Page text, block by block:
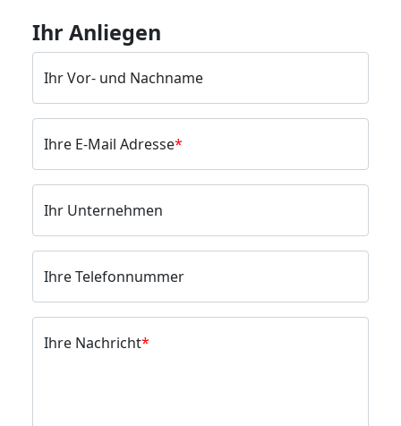
Ihr Anliegen
Ihr Vor- und Nachname
Ihre E-Mail Adresse
Ihr Unternehmen
Ihre Telefonnummer
Ihre Nachricht